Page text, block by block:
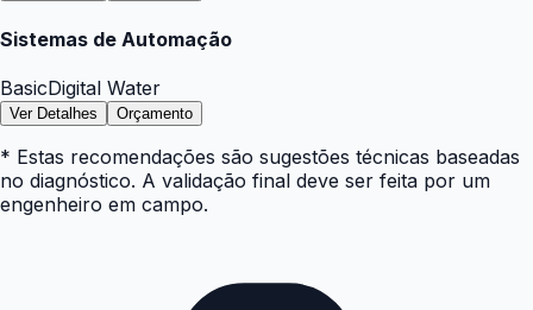
Sistemas de Automação
BasicDigital Water
Ver Detalhes Orçamento
* Estas recomendações são sugestões técnicas baseadas
no diagnóstico. A validação final deve ser feita por um
engenheiro em campo.